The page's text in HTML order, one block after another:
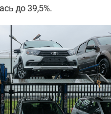
до 39,5%.